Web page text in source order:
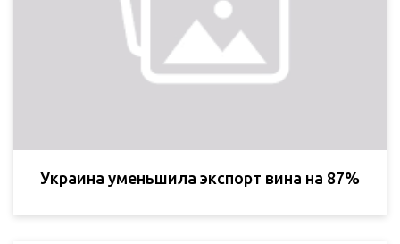
Украина уменьшила экспорт вина на 87%